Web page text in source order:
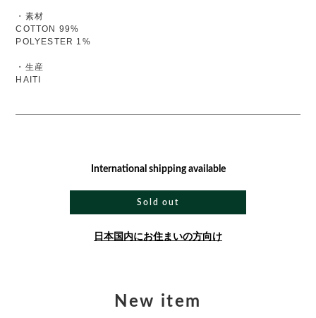
・素材
COTTON 99%
POLYESTER 1%
・生産
HAITI
International shipping available
Sold out
日本国内にお住まいの方向け
New item